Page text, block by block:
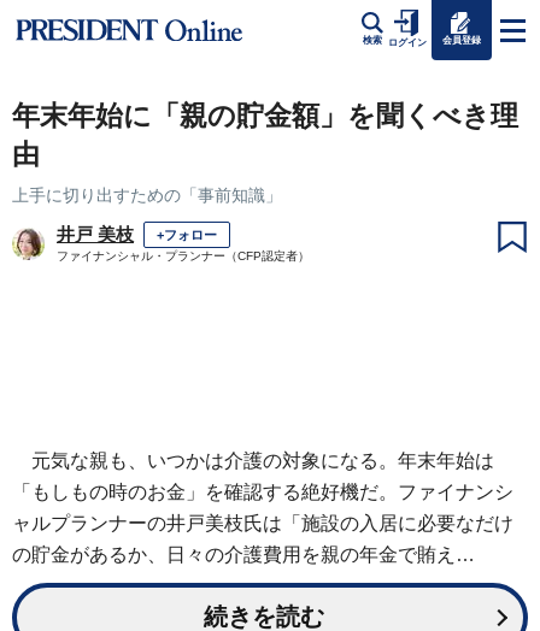
検索 ログイン 会員登録
年末年始に「親の貯金額」を聞くべき理
由
上手に切り出すための「事前知識」
井戸 美枝 +フォロー
ファイナンシャル・プランナー（CFP認定者）
元気な親も、いつかは介護の対象になる。年末年始は
「もしもの時のお金」を確認する絶好機だ。ファイナンシ
ャルプランナーの井戸美枝氏は「施設の入居に必要なだけ
の貯金があるか、日々の介護費用を親の年金で賄え…
続きを読む